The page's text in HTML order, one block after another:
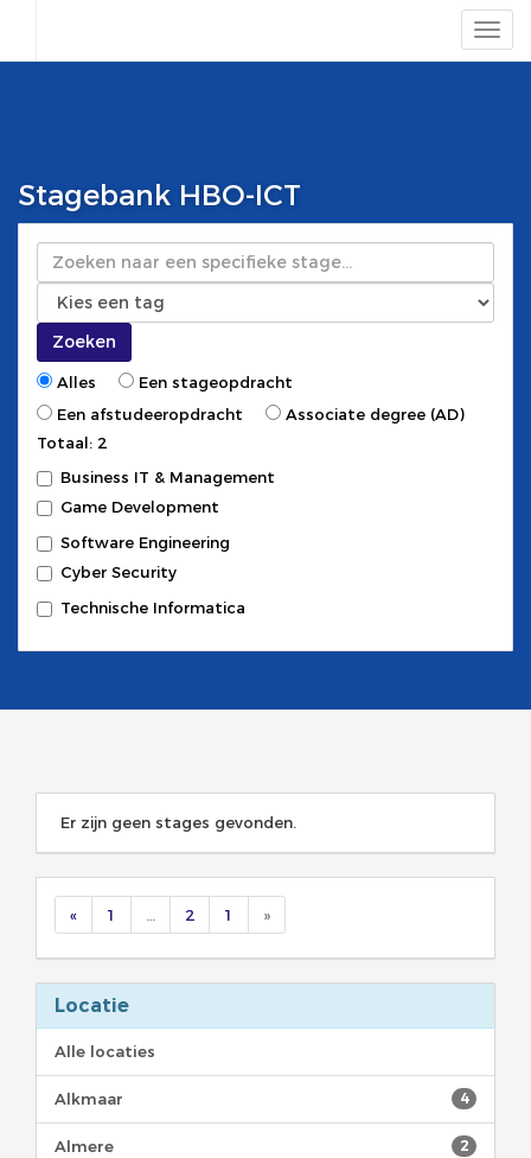
Stagebank HBO-ICT
Zoeken
Zoeken
Alles
Een stageopdracht
Een afstudeeropdracht
Associate degree (AD)
Totaal: 2
Business IT & Management
Game Development
Software Engineering
Cyber Security
Technische Informatica
Er zijn geen stages gevonden.
« 1 2 1 »
Locatie
Alle locaties
4
Alkmaar
2
Almere